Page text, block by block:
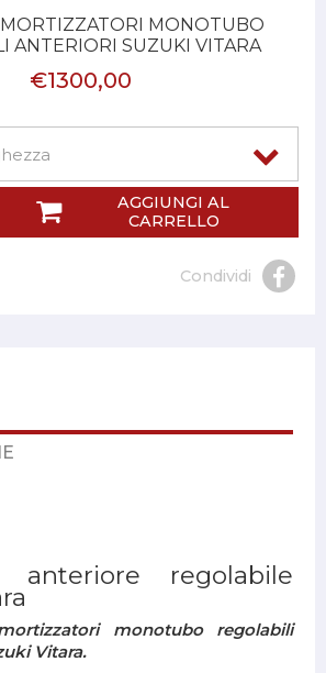
MONOTUBO
ANTERIORI SUZUKI VITARA
€1300,00
AGGIUNGI AL
CARRELLO
Condividi
anteriore regolabile
monotubo regolabili
Vitara.